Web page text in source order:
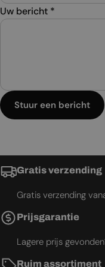
Uw bericht *
Stuur een bericht
Gratis verzending
Gratis verzending
Prijsgarantie
Lagere prijs
Ruim assortiment